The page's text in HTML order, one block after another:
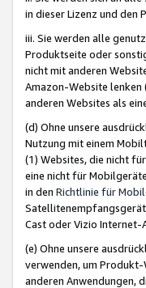
in dieser Lizenz und den
iii. Sie werden alle
Produktseite oder
nicht mit anderen
Amazon-Website lenken
anderen Websites als
(d) Ohne unsere
Nutzung mit einem
(1) Websites, die nicht
eine nicht für
in den Richtlinie für
Cast oder Vizio Internet-
(e) Ohne unsere
verwenden, um
anderen Anwendungen,